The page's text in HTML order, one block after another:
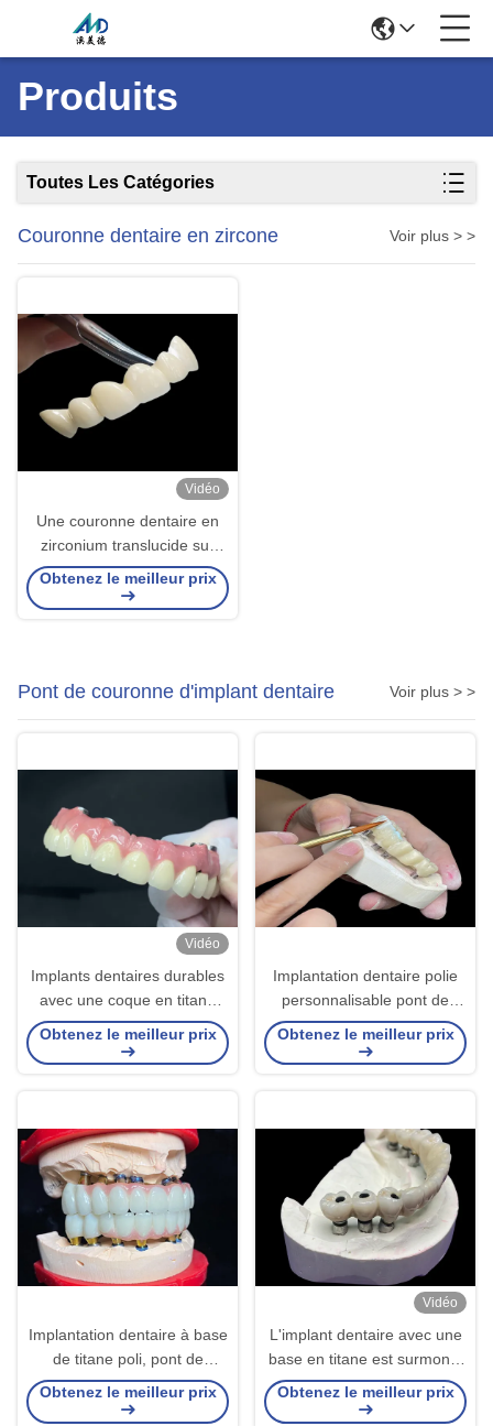
Produits
Toutes Les Catégories
Couronne dentaire en zircone Voir plus > >
Vidéo
Une couronne dentaire en
zirconium translucide sur
mesure, résistante aux
taches, provenant du
Obtenez le meilleur prix
Pont de couronne d'implant dentaire Voir plus > >
Vidéo
Implants dentaires durables
avec une coque en titane
facile à nettoyer et une
couronne en zirconium
Obtenez le meilleur prix
Implantation dentaire polie
personnalisable pont de
couronne durable pour une
hygiène facile
Obtenez le meilleur prix
Implantation dentaire à base
de titane poli, pont de
couronne en céramique pour
la restauration dentaire
Obtenez le meilleur prix
Vidéo
L'implant dentaire avec une
base en titane est surmonté
d'un magnifique pont de
couronne en céramique pour
Obtenez le meilleur prix